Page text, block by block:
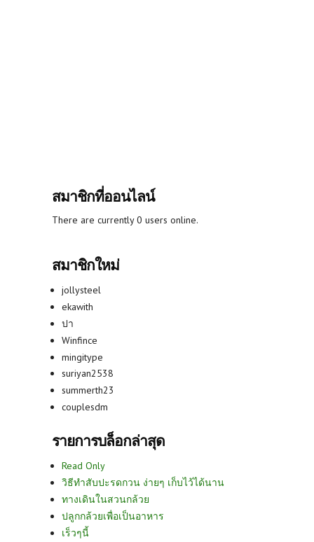
สมาชิกที่ออนไลน์
There are currently 0 users online.
สมาชิกใหม่
jollysteel
ekawith
ปา
Winfince
mingitype
suriyan2538
summerth23
couplesdm
รายการบล็อกล่าสุด
Read Only
วิธีทำสับปะรดกวน ง่ายๆ เก็บไว้ได้นาน
ทางเดินในสวนกล้วย
ปลูกกล้วยเพื่อเป็นอาหาร
เร็วๆนี้